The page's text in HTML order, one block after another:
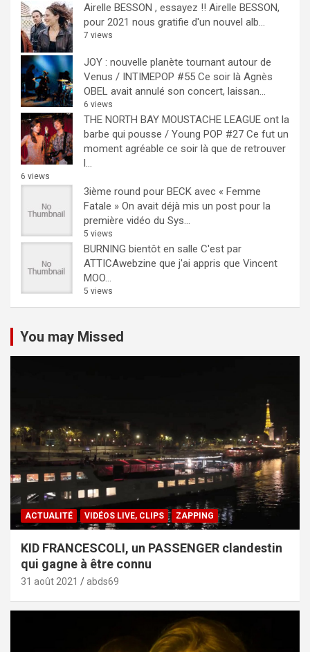
Airelle BESSON , essayez !! Airelle BESSON,
pour 2021 nous gratifie d'un nouvel alb...
7 views
JOY : nouvelle planète tournant autour de
Venus / INTIMEPOP #55 Ce soir là Agnès
OBEL avait annulé son concert, laissan...
6 views
THE NORTH BAY MOUSTACHE LEAGUE ont la
barbe qui pousse / Young POP #27 Ce fut un
moment agréable ce soir là que de retrouver
l...
6 views
3ième round pour BECK avec « Femme
Fatale » On avait déjà mis un post pour la
première vidéo du Sys...
5 views
BURNING bientôt en salle C'est par
ATTICAwebzine que j'ai appris que Vincent
MOO...
5 views
You may Missed
ACTUALITÉ VIDÉOS LIVE, CLIPS ZAPPING
KID FRANCESCOLI, un PASSENGER clandestin
qui gagne à être connu
31 août 2021 abds69